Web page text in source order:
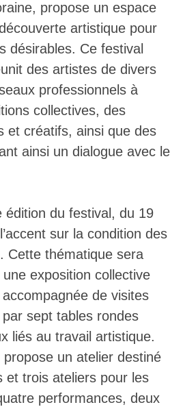
propose un espace
artistique pour
désirables. Ce festival
des artistes de divers
professionnels à
collectives, des
et créatifs, ainsi que des
ainsi un dialogue avec le
édition du festival, du 19
sur la condition des
Cette thématique sera
exposition collective
accompagnée de visites
sept tables rondes
liés au travail artistique.
un atelier destiné
et trois ateliers pour les
performances, deux